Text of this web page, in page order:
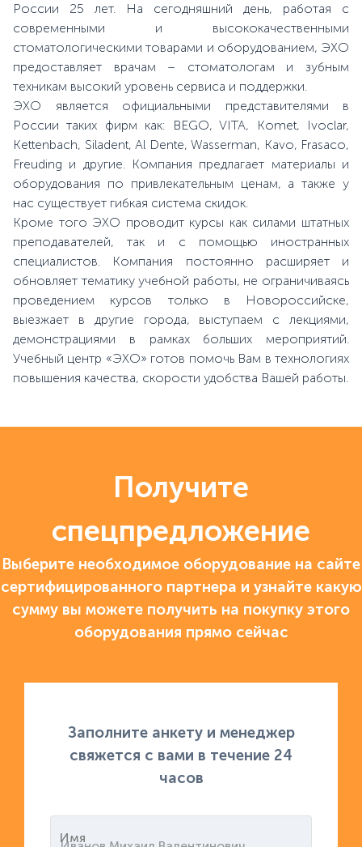
России 25 лет. На сегодняшний день, работая с
современными и высококачественными
стоматологическими товарами и оборудованием, ЭХО
предоставляет врачам – стоматологам и зубным
техникам высокий уровень сервиса и поддержки.
ЭХО является официальными представителями в
России таких фирм как: BEGO, VITA, Komet, Ivoclar,
Kettenbach, Siladent, Al Dente, Wasserman, Kavo, Frasaco,
Freuding и другие. Компания предлагает материалы и
оборудования по привлекательным ценам, а также у
нас существует гибкая система скидок.
Кроме того ЭХО проводит курсы как силами штатных
преподавателей, так и с помощью иностранных
специалистов. Компания постоянно расширяет и
обновляет тематику учебной работы, не ограничиваясь
проведением курсов только в Новороссийске,
выезжает в другие города, выступаем с лекциями,
демонстрациями в рамках больших мероприятий.
Учебный центр «ЭХО» готов помочь Вам в технологиях
повышения качества, скорости удобства Вашей работы.
Получите
спецпредложение
Выберите необходимое оборудование на сайте
сертифицированного партнера и узнайте какую
сумму вы можете получить на покупку этого
оборудования прямо сейчас
Заполните анкету и менеджер
свяжется с вами в течение 24
часов
Имя